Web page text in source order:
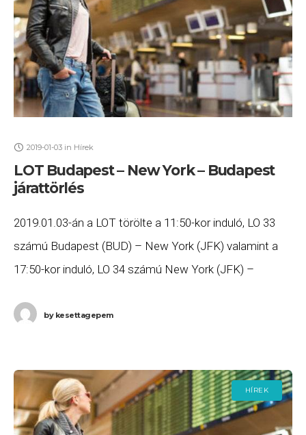
2019-01-03 in Hírek
LOT Budapest – New York – Budapest
járattörlés
2019.01.03-án a LOT törölte a 11:50-kor induló, LO 33
számú Budapest (BUD) – New York (JFK) valamint a
17:50-kor induló, LO 34 számú New York (JFK) –
bykesettagepem
HÍREK